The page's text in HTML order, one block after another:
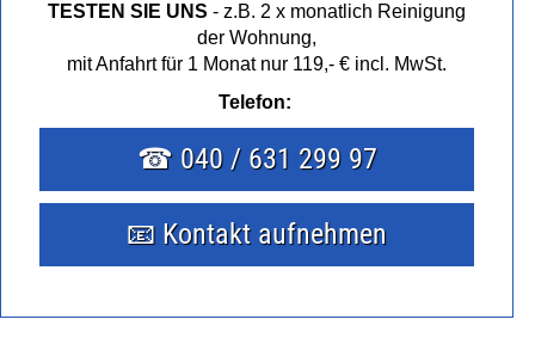
HAUSHALTSHILFE
PUTZFRAU
BÜROREINIGUNG
TESTEN SIE UNS - z.B. 2 x monatlich Reinigung
der Wohnung,
mit Anfahrt für 1 Monat nur 119,- € incl. MwSt.
Telefon:
☎ 040 / 631 299 97
📧 Kontakt aufnehmen